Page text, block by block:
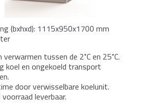
(bxhxd): 1115x950x1700 mm
verwarmen tussen de 2˚C en 25˚C.
koel en ongekoeld transport
door verwisselbare koelunit.
leverbaar.